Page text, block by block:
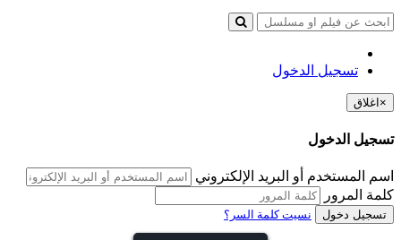
تسجيل الدخول
× اغلاق
تسجيل الدخول
اسم المستخدم أو البريد الإلكتروني
كلمة المرور
تسجيل دخول نسيت كلمة السر؟